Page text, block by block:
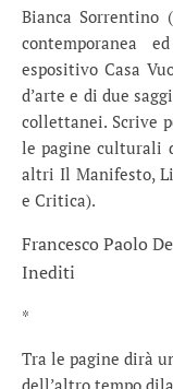
Bianca Sorrentino
contemporanea
espositivo Casa
d’arte e di due
collettanei. Scrive
le pagine culturali
altri Il Manifesto,
e Critica).
Francesco Paolo
Inediti
*
Tra le pagine dirà
dell’altro tempo